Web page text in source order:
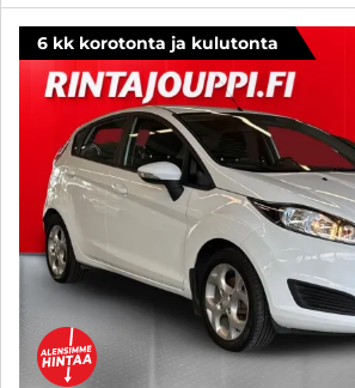
6 kk korotonta ja kulutonta